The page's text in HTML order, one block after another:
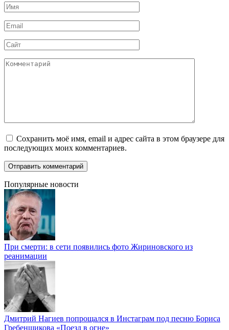
Имя
*
Email
*
Сайт
Комментарий
Сохранить моё имя, email и адрес сайта в этом браузере для
последующих моих комментариев.
Популярные новости
При смерти: в сети появились фото Жириновского из
реанимации
Дмитрий Нагиев попрощался в Инстаграм под песню Бориса
Гребенщикова «Поезд в огне»